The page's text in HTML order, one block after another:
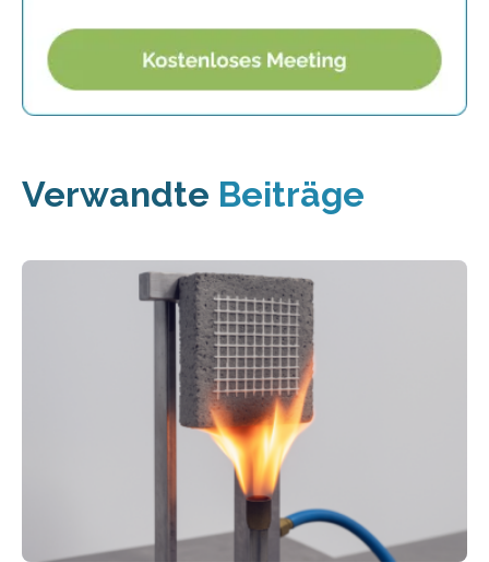
Verwandte Beiträge